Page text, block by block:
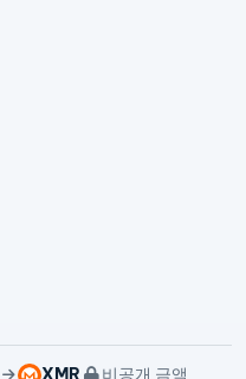
XMR 비공개 금액